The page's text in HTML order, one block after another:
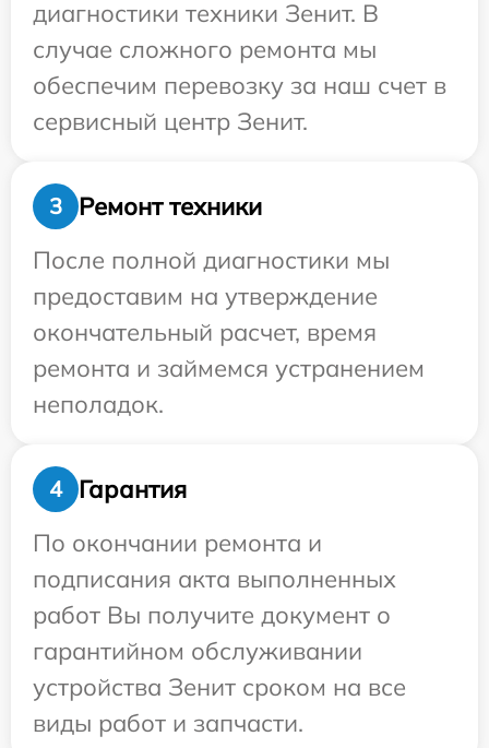
диагностики техники Зенит. В
случае сложного ремонта мы
обеспечим перевозку за наш счет в
сервисный центр Зенит.
3
Ремонт техники
После полной диагностики мы
предоставим на утверждение
окончательный расчет, время
ремонта и займемся устранением
неполадок.
4
Гарантия
По окончании ремонта и
подписания акта выполненных
работ Вы получите документ о
гарантийном обслуживании
устройства Зенит сроком на все
виды работ и запчасти.